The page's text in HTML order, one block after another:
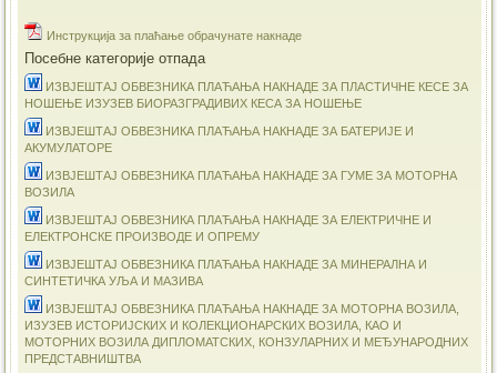
Инструкција за плаћање обрачунате накнаде
Посебне категорије отпада
ИЗВЈЕШТАЈ ОБВЕЗНИКА ПЛАЋАЊА НАКНАДЕ ЗА ПЛАСТИЧНЕ КЕСЕ ЗА
НОШЕЊЕ ИЗУЗЕВ БИОРАЗГРАДИВИХ КЕСА ЗА НОШЕЊЕ
ИЗВЈЕШТАЈ ОБВЕЗНИКА ПЛАЋАЊА НАКНАДЕ ЗА БАТЕРИЈЕ И
АКУМУЛАТОРЕ
ИЗВЈЕШТАЈ ОБВЕЗНИКА ПЛАЋАЊА НАКНАДЕ ЗА ГУМЕ ЗА МОТОРНА
ВОЗИЛА
ИЗВЈЕШТАЈ ОБВЕЗНИКА ПЛАЋАЊА НАКНАДЕ ЗА ЕЛЕКТРИЧНЕ И
ЕЛЕКТРОНСКЕ ПРОИЗВОДЕ И ОПРЕМУ
ИЗВЈЕШТАЈ ОБВЕЗНИКА ПЛАЋАЊА НАКНАДЕ ЗА МИНЕРАЛНА И
СИНТЕТИЧКА УЉА И МАЗИВА
ИЗВЈЕШТАЈ ОБВЕЗНИКА ПЛАЋАЊА НАКНАДЕ ЗА МОТОРНА ВОЗИЛА,
ИЗУЗЕВ ИСТОРИЈСКИХ И КОЛЕКЦИОНАРСКИХ ВОЗИЛА, КАО И
МОТОРНИХ ВОЗИЛА ДИПЛОМАТСКИХ, КОНЗУЛАРНИХ И МЕЂУНАРОДНИХ
ПРЕДСТАВНИШТВА